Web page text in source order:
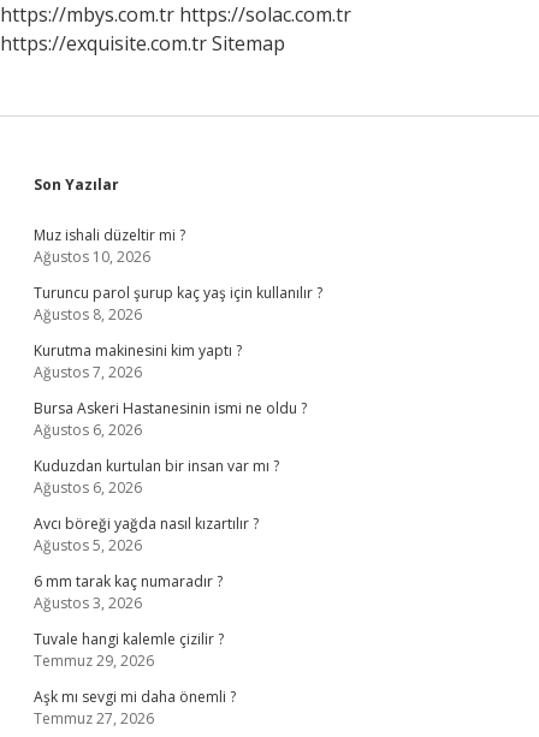
https://mbys.com.tr https://solac.com.tr
https://exquisite.com.trSitemap
Sidebar
Son Yazılar
Muz ishali düzeltir mi ?
Ağustos 10, 2026
Turuncu parol şurup kaç yaş için kullanılır ?
Ağustos 8, 2026
Kurutma makinesini kim yaptı ?
Ağustos 7, 2026
Bursa Askeri Hastanesinin ismi ne oldu ?
Ağustos 6, 2026
Kuduzdan kurtulan bir insan var mı ?
Ağustos 6, 2026
Avcı böreği yağda nasıl kızartılır ?
Ağustos 5, 2026
6 mm tarak kaç numaradır ?
Ağustos 3, 2026
Tuvale hangi kalemle çizilir ?
Temmuz 29, 2026
Aşk mı sevgi mi daha önemli ?
Temmuz 27, 2026